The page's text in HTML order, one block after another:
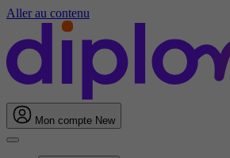
Aller au contenu
Mon compte New